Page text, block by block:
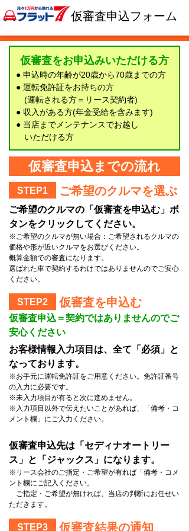
仮審査申込フォーム
仮審査をお申込みいただける方
● 申込時の年齢が20歳から70歳までの方
● 運転免許証をお持ちの方
(運転される方＝リース契約者)
● 収入がある方(年金受給を含みます)
● 当店までメンテナンスでお越し
いただける方
仮審査申込までの流れ
STEP1 ご希望のクルマを選ぶ
ご希望のクルマの「仮審査を申込む」ボ
タンをクリックしてください。
※ご希望のクルマが無い場合：ご希望されるクルマの
価格や形が近いクルマをお選びください。
概算金額での審査になります。
選ばれた車で契約するわけではありませんのでご安心
ください。
STEP2 仮審査を申込む
仮審査申込＝契約ではありませんのでご
安心ください
お客様情報入力項目は、全て「必須」と
なっております。
※お手元に運転免許証をご用意ください。免許証番号
の入力に必要です。
※未入力項目が有ると次に進めません。
※入力項目以外で伝えたいことがあれば、「備考・コ
メント欄」にご入力ください。
仮審査申込先は「セディナオートリー
ス」と「ジャックス」になります。
※リース会社のご指定・ご希望が有れば「備考・コメ
ント欄にご記入ください。
ご指定・ご希望が無ければ、当店の判断にお任せい
ただきます。
STEP3 仮審査結果の通知